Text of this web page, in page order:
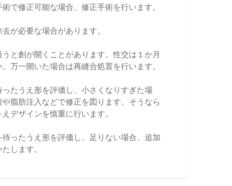
で修正可能な場合、修正手術を行います。
が必要な場合があります。
と創が開くことがあります。性交は１か月
万一開いた場合は再縫合処置を行います。
ったうえ形を評価し、小さくなりすぎた場
脂肪注入などで修正を図ります。そうなら
デザインを慎重に行います。
待ったうえ形を評価し、足りない場合、追加
します。